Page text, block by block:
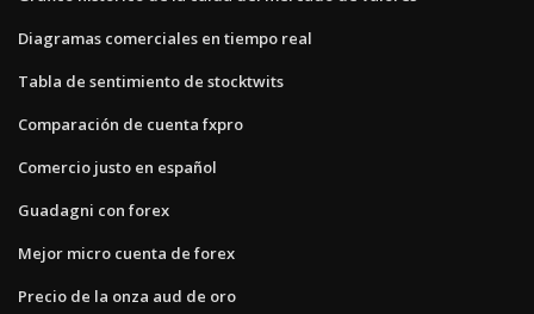
Diagramas comerciales en tiempo real
Tabla de sentimiento de stocktwits
Comparación de cuenta fxpro
Comercio justo en español
Guadagni con forex
Mejor micro cuenta de forex
Precio de la onza aud de oro